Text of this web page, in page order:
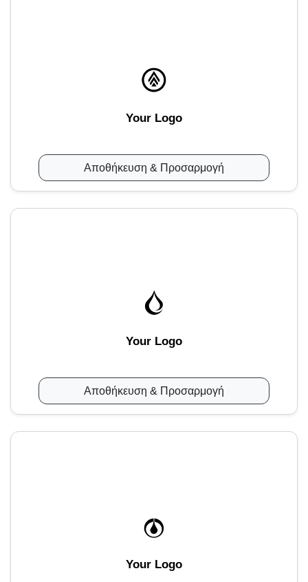
Your Logo
Αποθήκευση & Προσαρμογή
Your Logo
Αποθήκευση & Προσαρμογή
Your Logo